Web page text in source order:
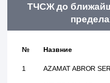
ТЧСЖ до
№ Назвние
1 AZAMAT ABROR